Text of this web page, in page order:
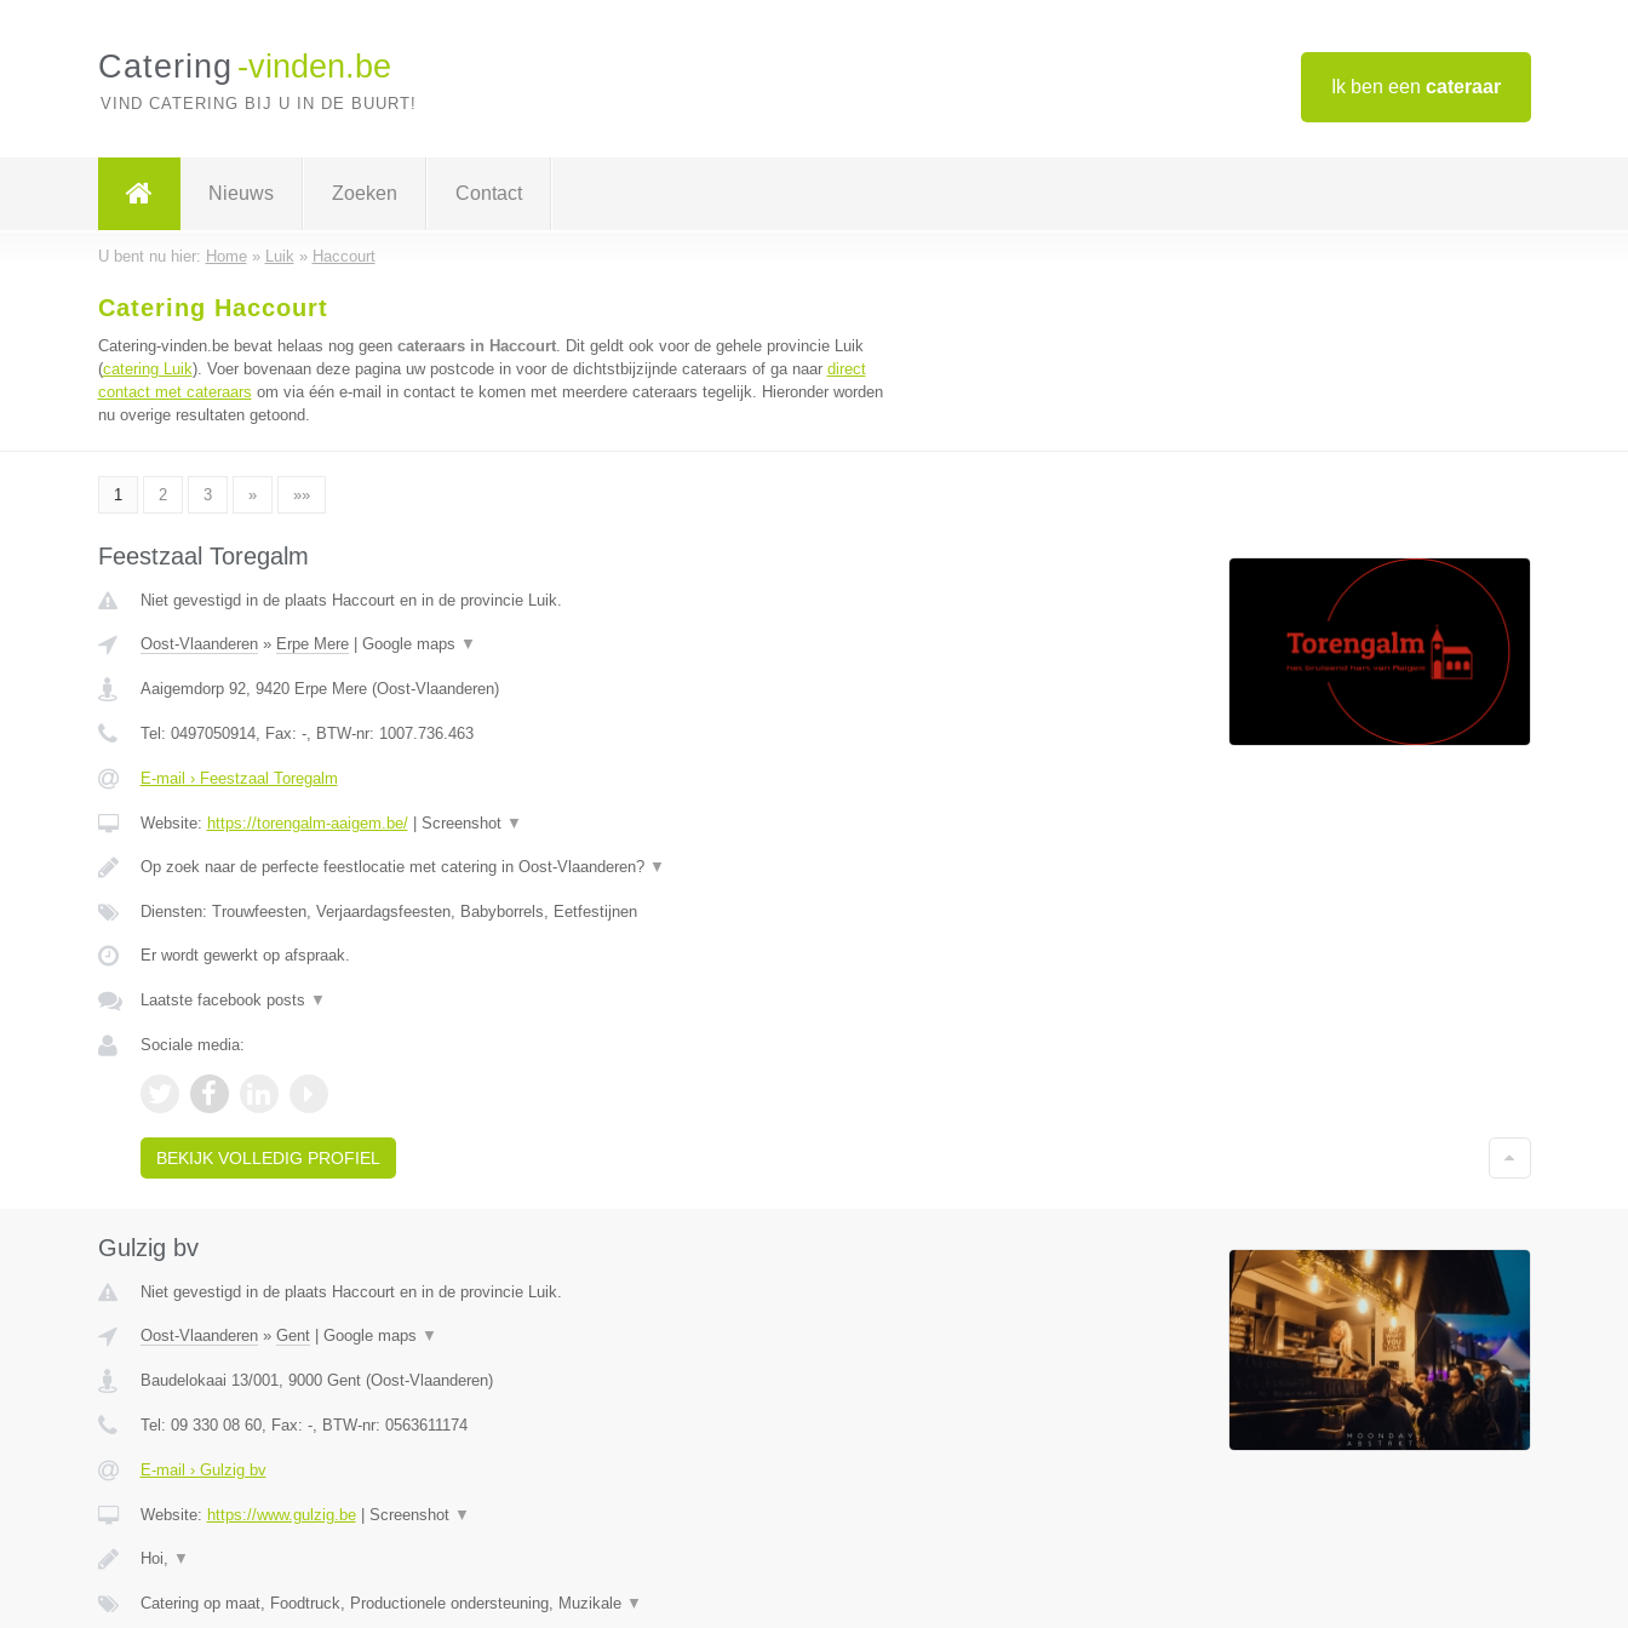
Ik ben een cateraar
Catering -vinden.be
VIND CATERING BIJ U IN DE BUURT!
Nieuws Zoeken Contact
U bent nu hier: Home» Luik » Haccourt
Catering Haccourt
Catering-vinden.be bevat helaas nog geen cateraars in Haccourt. Dit geldt ook voor de gehele provincie Luik
(catering Luik). Voer bovenaan deze pagina uw postcode in voor de dichtstbijzijnde cateraars of ga naar direct
contact met cateraars om via één e-mail in contact te komen met meerdere cateraars tegelijk. Hieronder worden
nu overige resultaten getoond.
1 2 3 » »»
Feestzaal Toregalm
Niet gevestigd in de plaats Haccourt en in de provincie Luik.
Oost-Vlaanderen» Erpe Mere| Google maps ▼
Aaigemdorp 92, 9420 Erpe Mere(Oost-Vlaanderen)
Tel: 0497050914, Fax: -, BTW-nr: 1007.736.463
E-mail › Feestzaal Toregalm
Website: https://torengalm-aaigem.be/| Screenshot ▼
Op zoek naar de perfecte feestlocatie met catering in Oost-Vlaanderen? ▼
Diensten: Trouwfeesten, Verjaardagsfeesten, Babyborrels, Eetfestijnen
Er wordt gewerkt op afspraak.
Laatste facebook posts ▼
Sociale media:
BEKIJK VOLLEDIG PROFIEL
Gulzig bv
Niet gevestigd in de plaats Haccourt en in de provincie Luik.
Oost-Vlaanderen» Gent| Google maps ▼
Baudelokaai 13/001, 9000 Gent(Oost-Vlaanderen)
Tel: 09 330 08 60, Fax: -, BTW-nr: 0563611174
E-mail › Gulzig bv
Website: https://www.gulzig.be| Screenshot ▼
Hoi, ▼
Catering op maat, Foodtruck, Productionele ondersteuning, Muzikale ▼